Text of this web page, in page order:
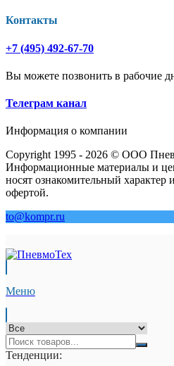
Контакты
+7 (495) 492-67-70
Вы можете позвонить в рабочие
Телеграм канал
Информация о компании
Copyright 1995 - 2026 © ООО
Информационные материалы и
носят ознакомительный характер
офертой.
to@kompr.ru
Меню
Тенденции: